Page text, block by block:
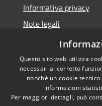
Informativa privacy
Note legali
Dichiarazione di
Accessibilità
Questo sito web utilizza
necessari al corretto
nonché un cookie
informazioni
Per maggiori dettagli, può